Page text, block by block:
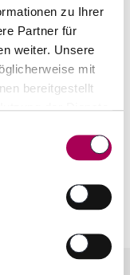
zu Ihrer
Partner für
weiter. Unsere
mit
bereitgestellt
der Dienste